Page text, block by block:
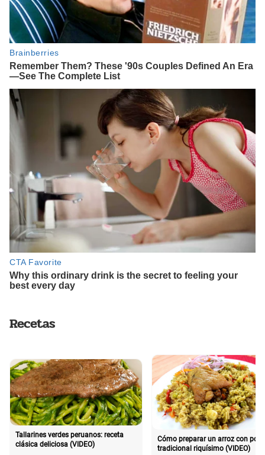
Recetas
Tallarines verdes peruanos: receta
clásica deliciosa (VIDEO)
Cómo preparar un arroz con pollo
tradicional riquísimo (VIDEO)